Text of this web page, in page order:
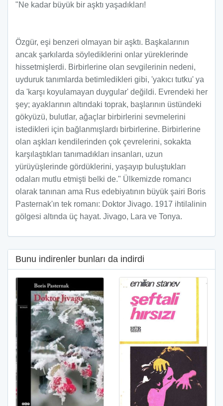
"Ne kadar büyük bir aşktı yaşadıkları!
Özgür, eşi benzeri olmayan bir aşktı. Başkalarının
ancak şarkılarda söylediklerini onlar yüreklerinde
hissetmişlerdi. Birbirlerine olan sevgilerinin nedeni,
uyduruk tanımlarda betimledikleri gibi, 'yakıcı tutku' ya
da 'karşı koyulamayan duygular' değildi. Evrendeki her
şey; ayaklarının altındaki toprak, başlarının üstündeki
gökyüzü, bulutlar, ağaçlar birbirlerini sevmelerini
istedikleri için bağlanmışlardı birbirlerine. Birbirlerine
olan aşkları kendilerinden çok çevrelerini, sokakta
karşılaştıkları tanımadıkları insanları, uzun
yürüyüşlerinde gördüklerini, yaşayıp buluştukları
odaları mutlu etmişti belki de." Ülkemizde romancı
olarak tanınan ama Rus edebiyatının büyük şairi Boris
Pasternak'ın tek romanı: Doktor Jivago. 1917 ihtilalinin
gölgesi altında üç hayat. Jivago, Lara ve Tonya.
Bunu indirenler bunları da indirdi